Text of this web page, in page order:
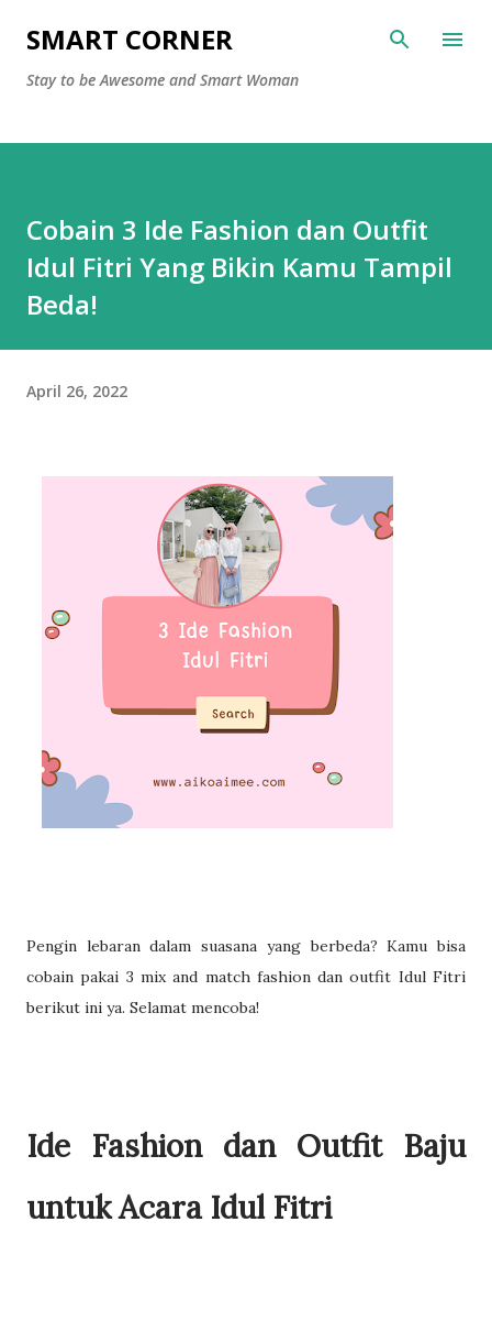
Langsung ke konten utama
SMART CORNER
Stay to be Awesome and Smart Woman
Cobain 3 Ide Fashion dan Outfit
Idul Fitri Yang Bikin Kamu Tampil
Beda!
April 26, 2022
Pengin lebaran dalam suasana yang berbeda? Kamu bisa
cobain pakai 3 mix and match fashion dan outfit Idul Fitri
berikut ini ya. Selamat mencoba!
Ide Fashion dan Outfit Baju
untuk Acara Idul Fitri